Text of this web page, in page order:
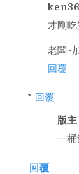
才剛吃
老闆~
回覆
回覆
版主
一桶
回覆